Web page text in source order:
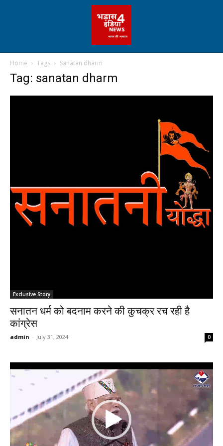
Home Tags Sanatan dharm
Tag: sanatan dharm
Exclusive Story
सनातन धर्म को बदनाम करने की कुचक्र रच रही है
कांग्रेस
admin - July 31, 2024 0
Video
Player